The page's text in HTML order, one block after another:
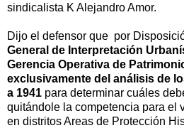
sindicalista K Alejandro Amor.
Dijo el defensor que por
General de Interpretación
Gerencia Operativa de
exclusivamente del análisis de
a 1941 para determinar cuáles
quitándole la competencia para el
en distritos Areas de Protección